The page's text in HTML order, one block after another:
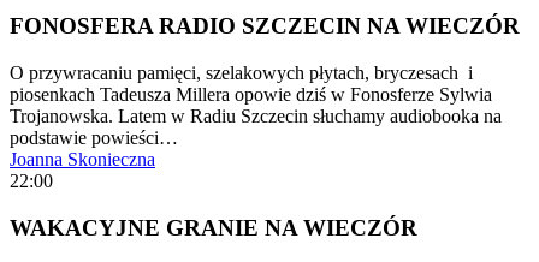
FONOSFERA RADIO SZCZECIN NA WIECZÓR
O przywracaniu pamięci, szelakowych płytach, bryczesach i
piosenkach Tadeusza Millera opowie dziś w Fonosferze Sylwia
Trojanowska. Latem w Radiu Szczecin słuchamy audiobooka na
podstawie powieści…
Joanna Skonieczna
22:00
WAKACYJNE GRANIE NA WIECZÓR